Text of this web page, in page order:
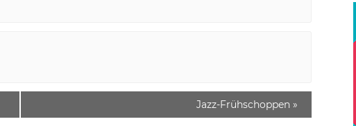
Jazz-Frühschoppen »